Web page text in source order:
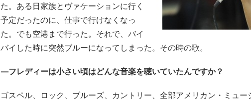
た。ある日家族とヴァケーションに行く
予定だったのに、仕事で行けなくなっ
た。でも空港まで行った。それで、バイ
バイした時に突然ブルーになってしまった。その時の歌。
—フレディーは小さい頃はどんな音楽を聴いていたんですか？
ゴスペル、ロック、ブルーズ、カントリー、全部アメリカン・ミュ